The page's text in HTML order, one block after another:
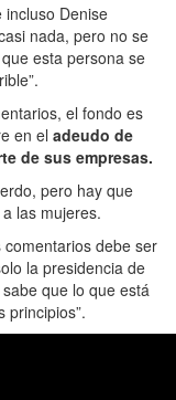
incluso Denise
nada, pero no se
esta persona se
el fondo es
en el adeudo de
de sus empresas.
pero hay que
las mujeres.
debe ser
la presidencia de
que lo que está
principios”.